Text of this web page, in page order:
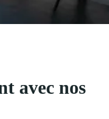
avec nos